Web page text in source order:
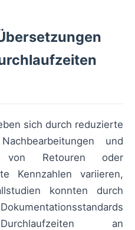
sich durch reduzierte
und
von Retouren oder
Kennzahlen variieren,
konnten durch
an